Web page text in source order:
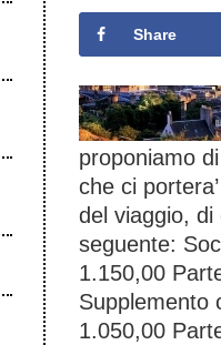
Share
proponiamo
che ci
del viaggio, di
seguente:
1.150,00
1.050,00